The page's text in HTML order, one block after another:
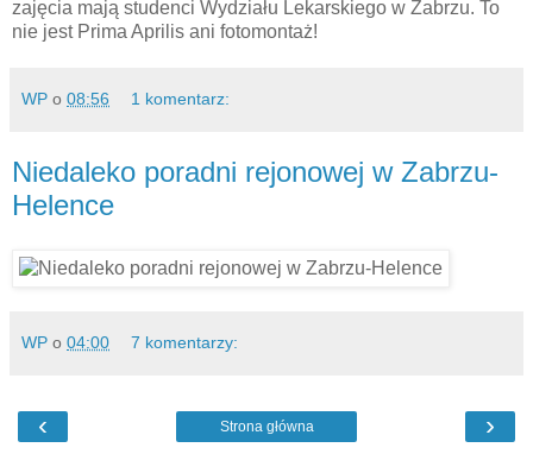
zajęcia mają studenci Wydziału Lekarskiego w Zabrzu. To
nie jest Prima Aprilis ani fotomontaż!
WP o 08:56 1 komentarz:
Niedaleko poradni rejonowej w Zabrzu-
Helence
WP o 04:00 7 komentarzy:
‹ ›
Strona główna